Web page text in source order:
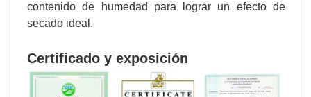
contenido de humedad para lograr un efecto de
secado ideal.
Certificado y exposición